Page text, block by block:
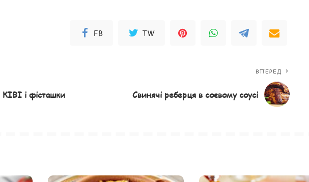
FB TW
і фісташки
ВПЕРЕД
Свинячі реберця в соєвому соусі